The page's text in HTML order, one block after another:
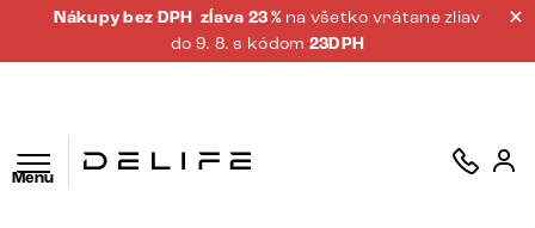
Nákupy bez DPH zĺava 23 % na všetko vrátane zliav
do 9. 8. s kódom 23DPH
Menu